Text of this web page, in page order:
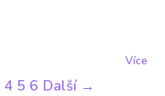
Více
4 5 6 Další →